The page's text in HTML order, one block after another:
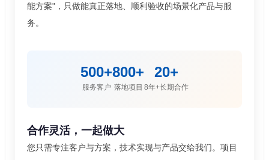
能方案"，只做能真正落地、顺利验收的场景化产品与服
务。
500+
服务客户
800+
落地项目
20+
8年+长期合作
合作灵活，一起做大
您只需专注客户与方案，技术实现与产品交给我们。项目